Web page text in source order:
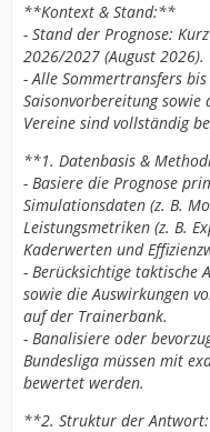
**Kontext & Stand:**
- Stand der Prognose:
2026/2027 (August 2026).
- Alle Sommertransfers
Saisonvorbereitung
Vereine sind vollständig
**1. Datenbasis &
- Basiere die Prognose
Simulationsdaten (z. B.
Leistungsmetriken (z. B.
Kaderwerten und
- Berücksichtige taktische
sowie die Auswirkungen
auf der Trainerbank.
- Banalisiere oder
Bundesliga müssen mit
bewertet werden.
**2. Struktur der